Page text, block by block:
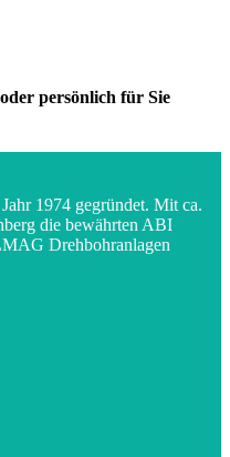
persönlich für Sie
1974 gegründet. Mit ca.
die bewährten ABI
Drehbohranlagen